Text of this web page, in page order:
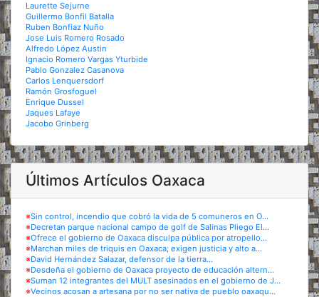
Laurette Sejurne
Guillermo Bonfil Batalla
Ruben Bonfiaz Nuño
Jose Luis Romero Rosado
Alfredo López Austin
Ignacio Romero Vargas Yturbide
Pablo Gonzalez Casanova
Carlos Lenquersdorf
Ramón Grosfoguel
Enrique Dussel
Jaques Lafaye
Jacobo Grinberg
Últimos Artículos Oaxaca
※Sin control, incendio que cobró la vida de 5 comuneros en O...
※Decretan parque nacional campo de golf de Salinas Pliego El...
※Ofrece el gobierno de Oaxaca disculpa pública por atropello...
※Marchan miles de triquis en Oaxaca; exigen justicia y alto a...
※David Hernández Salazar, defensor de la tierra...
※Desdeña el gobierno de Oaxaca proyecto de educación altern...
※Suman 12 integrantes del MULT asesinados en el gobierno de J...
※Vecinos acosan a artesana por no ser nativa de pueblo oaxaqu...